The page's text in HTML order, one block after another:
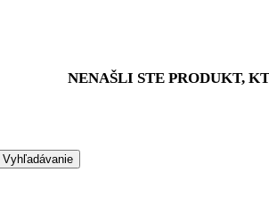
NENAŠLI STE PRODUKT,
Vyhľadávanie